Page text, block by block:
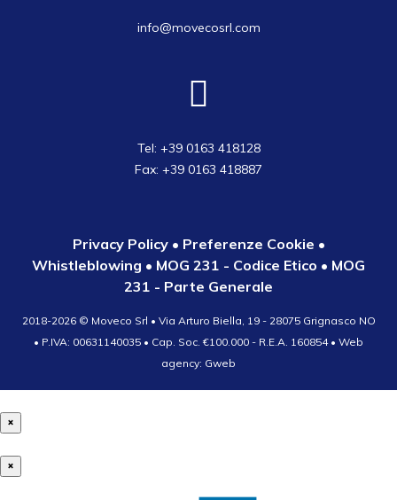
info@movecosrl.com
Tel: +39 0163 418128
Fax: +39 0163 418887
Privacy Policy• Preferenze Cookie •
Whistleblowing • MOG 231 - Codice Etico • MOG
231 - Parte Generale
2018-2026 © Moveco Srl • Via Arturo Biella, 19 - 28075 Grignasco NO
• P.IVA: 00631140035 • Cap. Soc. €100.000 - R.E.A. 160854• Web
agency: Gweb
×
×